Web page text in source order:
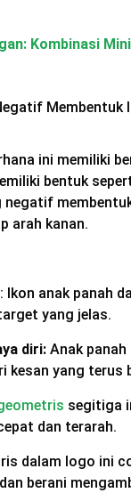
Kombinasi
ini memiliki
bentuk
arah kanan.
: Ikon anak panah
yang jelas.
diri: Anak
kesan yang terus
segitiga
dan terarah.
dalam logo ini
berani